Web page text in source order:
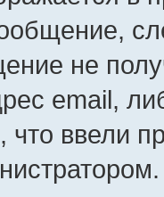
не
email,
ввели